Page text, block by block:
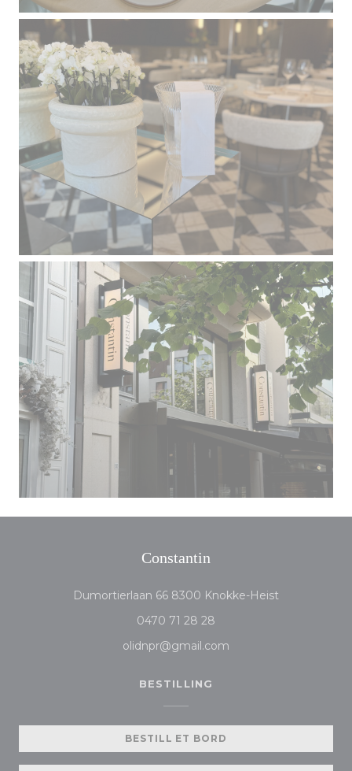
Constantin
Dumortierlaan 66 8300 Knokke-Heist
0470 71 28 28
olidnpr@gmail.com
BESTILLING
BESTILL ET BORD